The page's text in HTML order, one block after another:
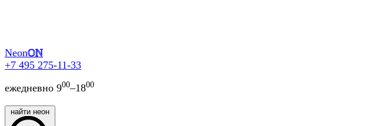
NeonON
+7 495 275-11-33
ежедневно 900–1800
найти неон